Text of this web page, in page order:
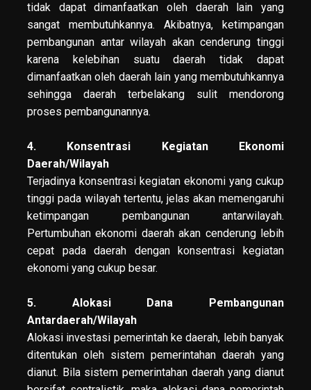
tidak dapat dimanfaatkan oleh daerah lain yang
sangat membutuhkannya. Akibatnya, ketimpangan
pembangunan antar wilayah akan cenderung tinggi
karena kelebihan suatu daerah tidak dapat
dimanfaatkan oleh daerah lain yang membutuhkannya
sehingga daerah terbelakang sulit mendorong
proses pembangunannya.
4. Konsentrasi Kegiatan Ekonomi
Daerah/Wilayah
Terjadinya konsentrasi kegiatan ekonomi yang cukup
tinggi pada wilayah tertentu, jelas akan memengaruhi
ketimpangan pembangunan antarwilayah.
Pertumbuhan ekonomi daerah akan cenderung lebih
cepat pada daerah dengan konsentrasi kegiatan
ekonomi yang cukup besar.
5. Alokasi Dana Pembangunan
Antardaerah/Wilayah
Alokasi investasi pemerintah ke daerah, lebih banyak
ditentukan oleh sistem pemerintahan daerah yang
dianut. Bila sistem pemerintahan daerah yang dianut